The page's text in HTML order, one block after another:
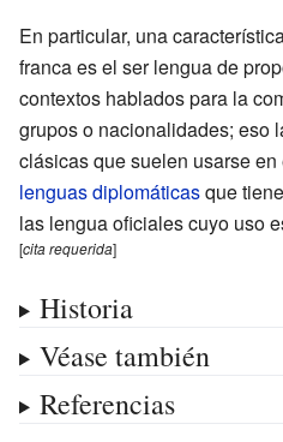
En particular, una
franca es el ser lengua de
contextos hablados para la
grupos o nacionalidades; eso
clásicas que suelen usarse
lenguas diplomáticasque
las lengua oficiales cuyo uso
[citarequerida]
Historia
Véase también
Referencias